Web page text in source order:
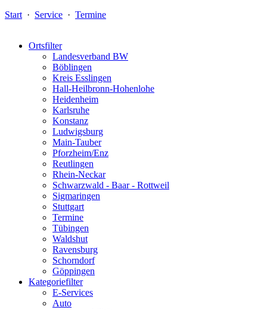
Start · Service · Termine
Ortsfilter
Landesverband BW
Böblingen
Kreis Esslingen
Hall-Heilbronn-Hohenlohe
Heidenheim
Karlsruhe
Konstanz
Ludwigsburg
Main-Tauber
Pforzheim/Enz
Reutlingen
Rhein-Neckar
Schwarzwald - Baar - Rottweil
Sigmaringen
Stuttgart
Termine
Tübingen
Waldshut
Ravensburg
Schorndorf
Göppingen
Kategoriefilter
E-Services
Auto